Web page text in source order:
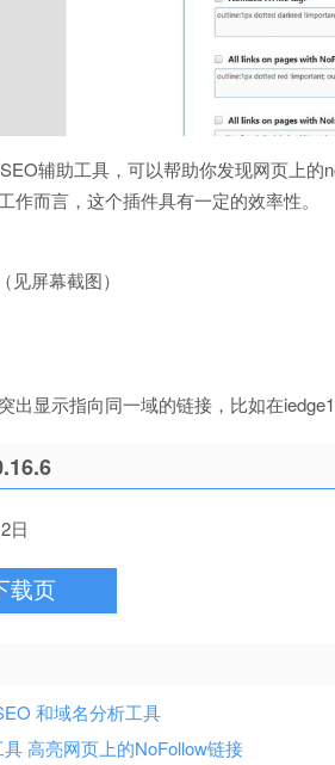
辅助工具，可以帮助你发现网页上
作而言，这个插件具有一定的效率性。
见屏幕截图）
出显示指向同一域的链接，比如在
日
载页
和域名分析工具
高亮网页上的NoFollow链接